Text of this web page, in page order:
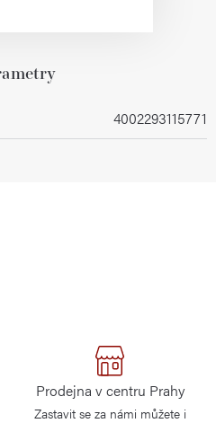
4002293115771
Prodejna v centru Prahy
Zastavit se za námi můžete i